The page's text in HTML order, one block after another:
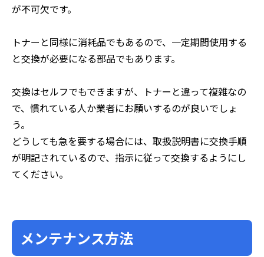
が不可欠です。
トナーと同様に消耗品でもあるので、一定期間使用する
と交換が必要になる部品でもあります。
交換はセルフでもできますが、トナーと違って複雑なの
で、慣れている人か業者にお願いするのが良いでしょ
う。
どうしても急を要する場合には、取扱説明書に交換手順
が明記されているので、指示に従って交換するようにし
てください。
メンテナンス方法